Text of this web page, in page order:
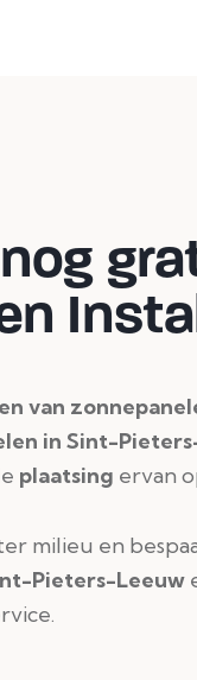
van
in Sint-
plaatsing ervan
milieu en
Pieters-Leeuw